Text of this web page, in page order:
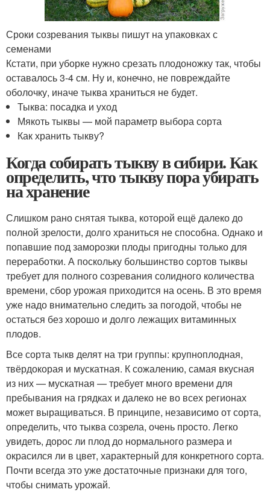
Сроки созревания тыквы пишут на упаковках с
семенами
Кстати, при уборке нужно срезать плодоножку так, чтобы
оставалось 3-4 см. Ну и, конечно, не повреждайте
оболочку, иначе тыква храниться не будет.
Тыква: посадка и уход
Мякоть тыквы — мой параметр выбора сорта
Как хранить тыкву?
Когда собирать тыкву в сибири. Как
определить, что тыкву пора убирать
на хранение
Слишком рано снятая тыква, которой ещё далеко до
полной зрелости, долго храниться не способна. Однако и
попавшие под заморозки плоды пригодны только для
переработки. А поскольку большинство сортов тыквы
требует для полного созревания солидного количества
времени, сбор урожая приходится на осень. В это время
уже надо внимательно следить за погодой, чтобы не
остаться без хорошо и долго лежащих витаминных
плодов.
Все сорта тыкв делят на три группы: крупноплодная,
твёрдокорая и мускатная. К сожалению, самая вкусная
из них — мускатная — требует много времени для
пребывания на грядках и далеко не во всех регионах
может выращиваться. В принципе, независимо от сорта,
определить, что тыква созрела, очень просто. Легко
увидеть, дорос ли плод до нормального размера и
окрасился ли в цвет, характерный для конкретного сорта.
Почти всегда это уже достаточные признаки для того,
чтобы снимать урожай.